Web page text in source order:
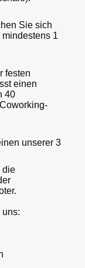
Sie sich
1
festen
einen
40
unserer 3
die